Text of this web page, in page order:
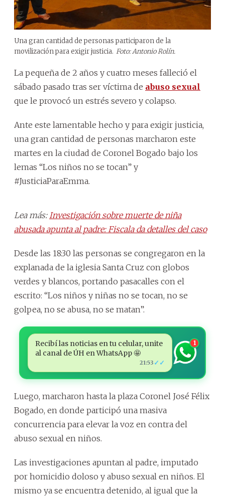
Una gran cantidad de personas participaron de la
movilización para exigir justicia. Foto: Antonio Rolín.
La pequeña de 2 años y cuatro meses falleció el
sábado pasado tras ser víctima de abuso sexual
que le provocó un estrés severo y colapso.
Ante este lamentable hecho y para exigir justicia,
una gran cantidad de personas marcharon este
martes en la ciudad de Coronel Bogado bajo los
lemas “Los niños no se tocan” y
#JusticiaParaEmma.
Lea más: Investigación sobre muerte de niña
abusada apunta al padre: Fiscala da detalles del caso
Desde las 18:30 las personas se congregaron en la
explanada de la iglesia Santa Cruz con globos
verdes y blancos, portando pasacalles con el
escrito: “Los niños y niñas no se tocan, no se
golpea, no se abusa, no se matan”.
Recibí las noticias en tu celular, unite
al canal de ÚH en WhatsApp 🤩
21:53 ✓✓
1
Luego, marcharon hasta la plaza Coronel José Félix
Bogado, en donde participó una masiva
concurrencia para elevar la voz en contra del
abuso sexual en niños.
Las investigaciones apuntan al padre, imputado
por homicidio doloso y abuso sexual en niños. El
mismo ya se encuentra detenido, al igual que la